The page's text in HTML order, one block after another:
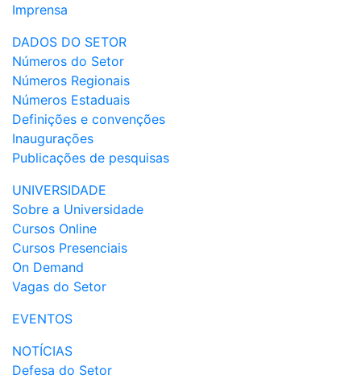
Imprensa
DADOS DO SETOR
Números do Setor
Números Regionais
Números Estaduais
Definições e convenções
Inaugurações
Publicações de pesquisas
UNIVERSIDADE
Sobre a Universidade
Cursos Online
Cursos Presenciais
On Demand
Vagas do Setor
EVENTOS
NOTÍCIAS
Defesa do Setor